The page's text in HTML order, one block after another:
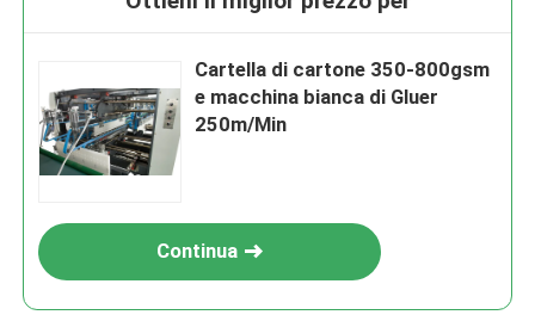
Cartella di cartone 350-800gsm
e macchina bianca di Gluer
250m/Min
Continua